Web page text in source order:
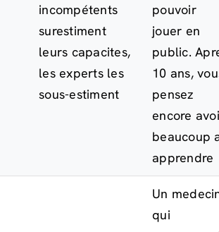
incompétents
surestiment
leurs capacites,
les experts les
sous-estiment
pouvoir
jouer en
public.
10 ans,
pensez
encore
beaucoup
apprendre
Un
qui